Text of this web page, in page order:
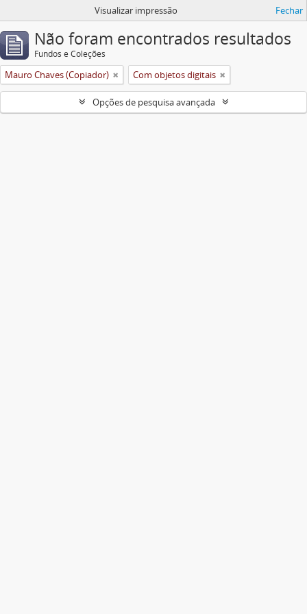
Visualizar impressão Fechar
Não foram encontrados resultados
Fundos e Coleções
Mauro Chaves (Copiador) Com objetos digitais
Opções de pesquisa avançada